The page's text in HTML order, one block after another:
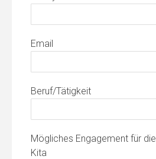
Email
Beruf/Tätigkeit
Mögliches Engagement für die
Kita